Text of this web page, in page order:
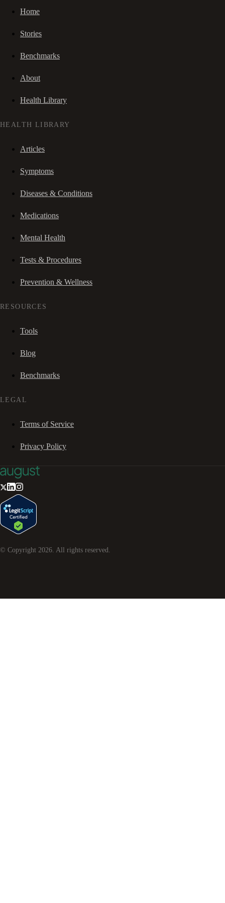
Home
Stories
Benchmarks
About
Health Library
HEALTH LIBRARY
Articles
Symptoms
Diseases & Conditions
Medications
Mental Health
Tests & Procedures
Prevention & Wellness
RESOURCES
Tools
Blog
Benchmarks
LEGAL
Terms of Service
Privacy Policy
© Copyright 2026. All rights reserved.